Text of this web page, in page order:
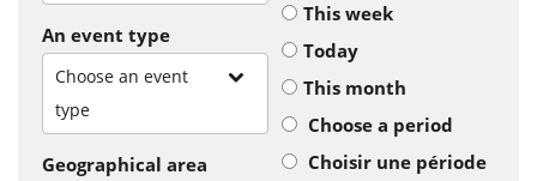
An event type
Choose an event
type
Geographical area
This week
Today
This month
Choose a period
Choisir une période